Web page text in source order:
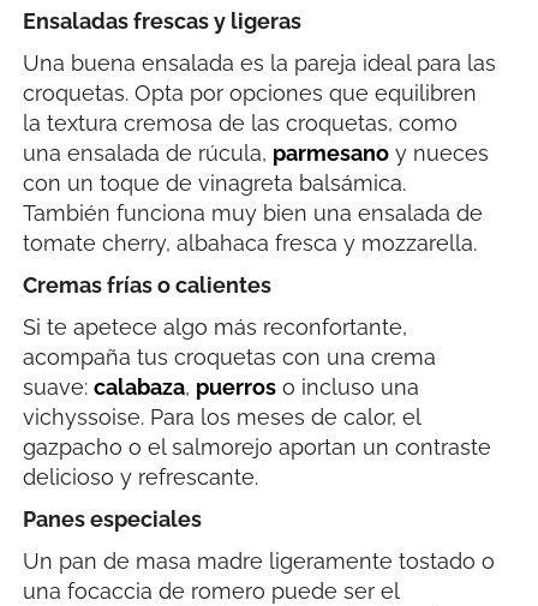
Ensaladas frescas y ligeras
Una buena ensalada es la pareja ideal para las
croquetas. Opta por opciones que equilibren
la textura cremosa de las croquetas, como
una ensalada de rúcula, parmesano y nueces
con un toque de vinagreta balsámica.
También funciona muy bien una ensalada de
tomate cherry, albahaca fresca y mozzarella.
Cremas frías o calientes
Si te apetece algo más reconfortante,
acompaña tus croquetas con una crema
suave:calabaza, puerros o incluso una
vichyssoise. Para los meses de calor, el
gazpacho o el salmorejo aportan un contraste
delicioso y refrescante.
Panes especiales
Un pan de masa madre ligeramente tostado o
una focaccia de romero puede ser el